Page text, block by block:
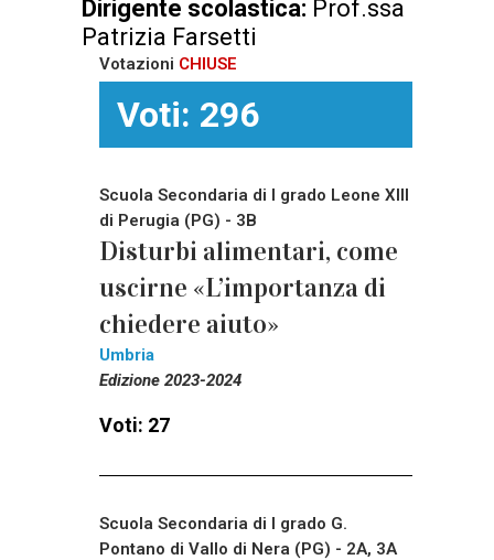
Dirigente scolastica: Prof.ssa
Patrizia Farsetti
Votazioni CHIUSE
Voti: 296
Scuola Secondaria di I grado Leone XIII
di Perugia (PG) - 3B
Disturbi alimentari, come
uscirne «L’importanza di
chiedere aiuto»
Umbria
Edizione 2023-2024
Voti: 27
Scuola Secondaria di I grado G.
Pontano di Vallo di Nera (PG) - 2A, 3A